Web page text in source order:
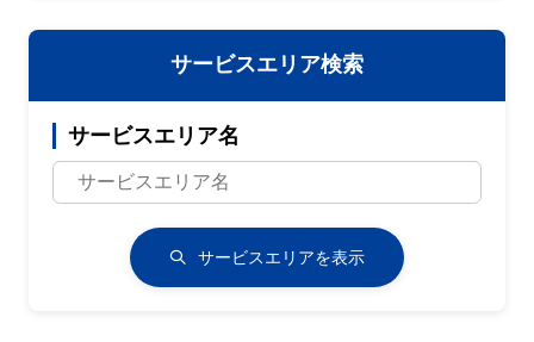
サービスエリア検索
サービスエリア名
サービスエリアを表示